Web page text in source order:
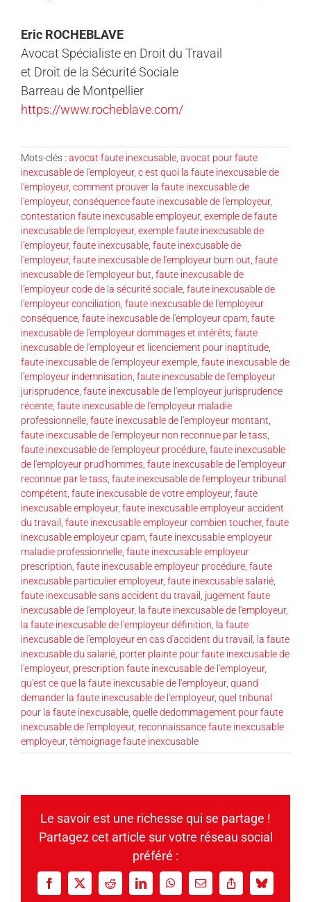
Eric ROCHEBLAVE
Avocat Spécialiste en Droit du Travail
et Droit de la Sécurité Sociale
Barreau de Montpellier
https://www.rocheblave.com/
Mots-clés : avocat faute inexcusable avocat pour faute
inexcusable de l'employeur, c est quoi la faute inexcusable de
l'employeur, comment prouver la faute inexcusable de
l'employeur, conséquence faute inexcusable de l'employeur,
contestation faute inexcusable employeur, exemple de faute
inexcusable de l'employeur, exemple faute inexcusable de
l'employeur, faute inexcusable faute inexcusable de
l'employeur, faute inexcusable de l'employeur burn out faute
inexcusable de l'employeur but faute inexcusable de
l'employeur code de la sécurité sociale faute inexcusable de
l'employeur conciliation faute inexcusable de l'employeur
conséquence faute inexcusable de l'employeur cpam faute
inexcusable de l'employeur dommages et intérêts faute
inexcusable de l'employeur et licenciement pour inaptitude
faute inexcusable de l'employeur exemple faute inexcusable de
l'employeur indemnisation faute inexcusable de l'employeur
jurisprudence faute inexcusable de l'employeur jurisprudence
récente faute inexcusable de l'employeur maladie
professionnelle faute inexcusable de l'employeur montant
faute inexcusable de l'employeur non reconnue par le tass
faute inexcusable de l'employeur procédure faute inexcusable
de l'employeur prud'hommes faute inexcusable de l'employeur
reconnue par le tass faute inexcusable de l'employeur tribunal
compétent faute inexcusable de votre employeur, faute
inexcusable employeur, faute inexcusable employeur accident
du travail
faute inexcusable employeur combien toucher, faute
inexcusable employeur cpam faute inexcusable employeur
maladie professionnelle faute inexcusable employeur
prescription faute inexcusable employeur procédure faute
inexcusable particulier employeur, faute inexcusable salarié
faute inexcusable sans accident du travail
jugement faute
inexcusable de l'employeur, la faute inexcusable de l'employeur,
la faute inexcusable de l'employeur définition
la faute
inexcusable de l'employeur en cas d'accident du travail
la faute
inexcusable du salarié porter plainte pour faute inexcusable de
l'employeur, prescription faute inexcusable de l'employeur,
qu'est ce que la faute inexcusable de l'employeur, quand
demander la faute inexcusable de l'employeur, quel tribunal
pour la faute inexcusable quelle dedommagement pour faute
inexcusable de l'employeur, reconnaissance faute inexcusable
employeur, témoignage faute inexcusable
Le savoir est une richesse qui se partage !
Partagez cet article sur votre réseau social
préféré :
Facebook
X RedditLinkedInWhatsApp
Email
Copy
Bluesky